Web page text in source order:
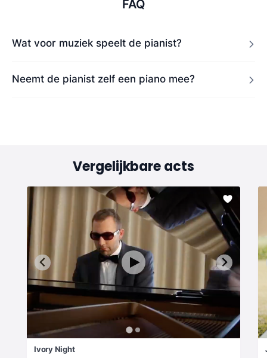
FAQ
Wat voor muziek speelt de pianist?
Neemt de pianist zelf een piano mee?
Vergelijkbare acts
Ivory Night